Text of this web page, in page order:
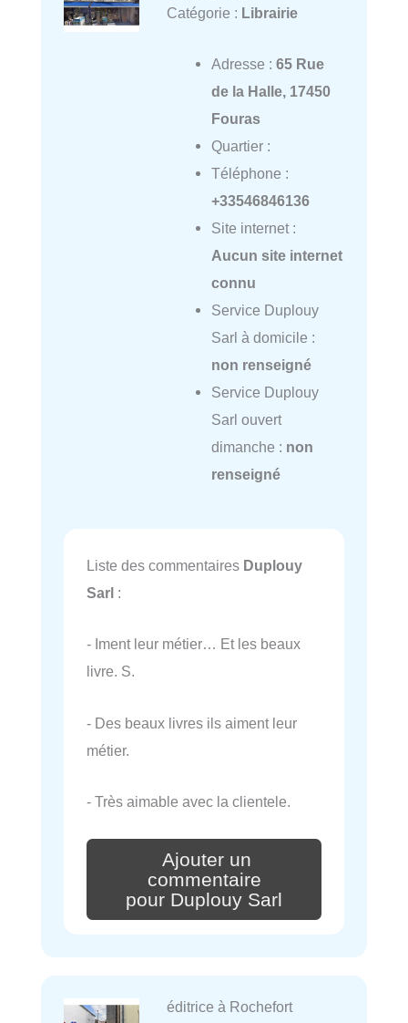
Catégorie : Librairie
Adresse : 65 Rue
de la Halle, 17450
Fouras
Quartier :
Téléphone :
+33546846136
Site internet :
Aucun site internet
connu
Service Duplouy
Sarl à domicile :
non renseigné
Service Duplouy
Sarl ouvert
dimanche : non
renseigné
Liste des commentaires Duplouy
Sarl :
- Iment leur métier… Et les beaux
livre. S.
- Des beaux livres ils aiment leur
métier.
- Très aimable avec la clientele.
Ajouter un
commentaire
pour Duplouy Sarl
éditrice à Rochefort